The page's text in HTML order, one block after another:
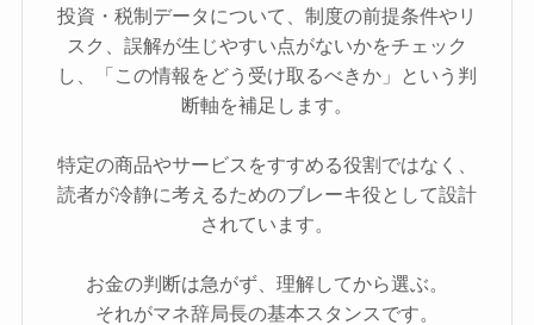
投資・税制データについて、制度の前提条件やリ
スク、誤解が生じやすい点がないかをチェック
し、「この情報をどう受け取るべきか」という判
断軸を補足します。
特定の商品やサービスをすすめる役割ではなく、
読者が冷静に考えるためのブレーキ役として設計
されています。
お金の判断は急がず、理解してから選ぶ。
それがマネ辞局長の基本スタンスです。